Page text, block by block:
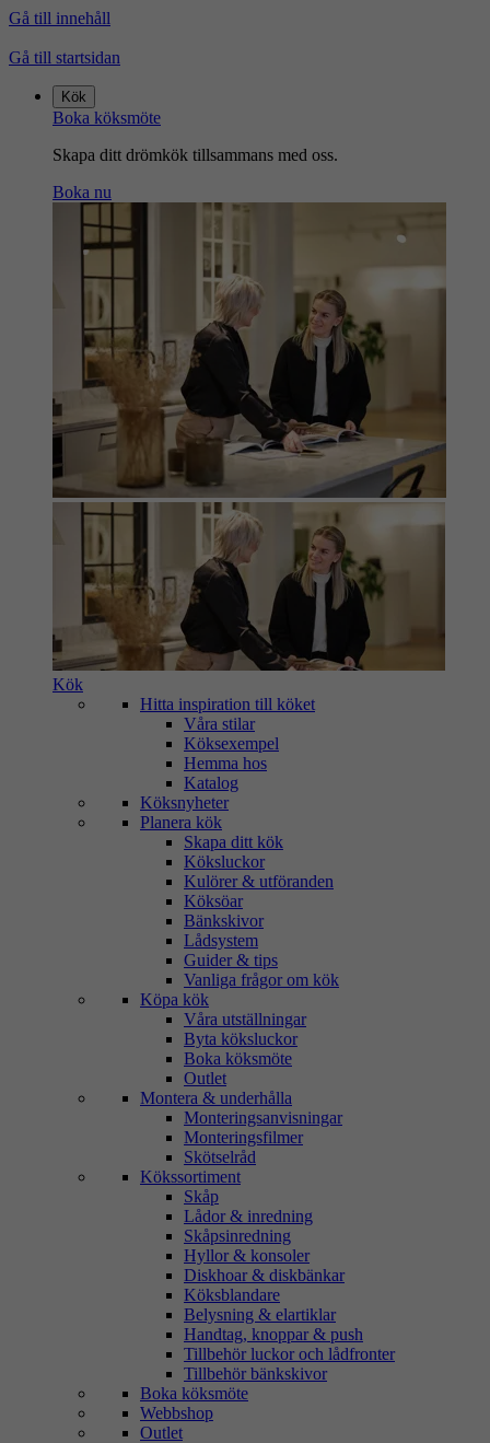
Gå till innehåll
Gå till startsidan
Kök
Boka köksmöte
Skapa ditt drömkök tillsammans med oss.
Boka nu
Kök
Hitta inspiration till köket
Våra stilar
Köksexempel
Hemma hos
Katalog
Köksnyheter
Planera kök
Skapa ditt kök
Köksluckor
Kulörer & utföranden
Köksöar
Bänkskivor
Lådsystem
Guider & tips
Vanliga frågor om kök
Köpa kök
Våra utställningar
Byta köksluckor
Boka köksmöte
Outlet
Montera & underhålla
Monteringsanvisningar
Monteringsfilmer
Skötselråd
Kökssortiment
Skåp
Lådor & inredning
Skåpsinredning
Hyllor & konsoler
Diskhoar & diskbänkar
Köksblandare
Belysning & elartiklar
Handtag, knoppar & push
Tillbehör luckor och lådfronter
Tillbehör bänkskivor
Boka köksmöte
Webbshop
Outlet